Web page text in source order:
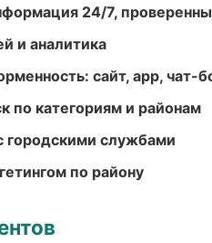
24/7,
и аналитика
сайт, app, чат-
по категориям и районам
городскими службами
по району